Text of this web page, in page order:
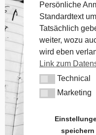
Persönliche
Standardtext
Tatsächlich
weiter, wozu
wird eben
Link zum
TechnicalTechnical
MarketingMarketing
speichern